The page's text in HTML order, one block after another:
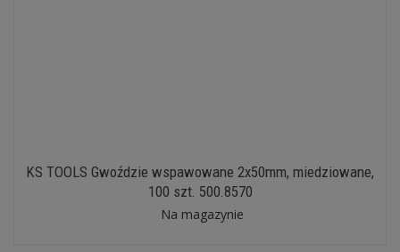
KS TOOLS Gwoździe wspawowane 2x50mm, miedziowane,
100 szt. 500.8570
Na magazynie